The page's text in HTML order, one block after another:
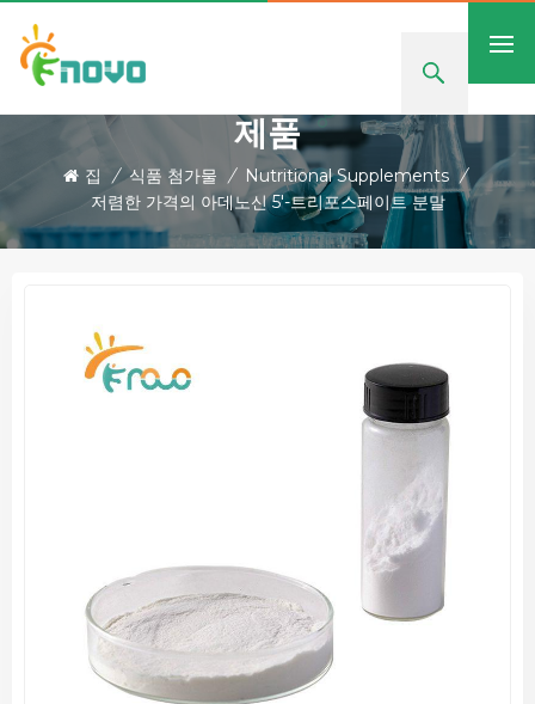
제품
집 / 식품 첨가물 / Nutritional Supplements /
저렴한 가격의 아데노신 5'-트리포스페이트 분말